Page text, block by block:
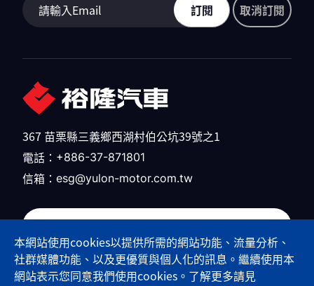
本網站使用cookies以提供所需的網站功能、流量分析、
社群媒體功能、以及更優質與個人化的訊息。繼續使用本
網站表示您同意我們使用cookies。了解更多請見
訂閱 取消訂閱
367 苗栗縣三義鄉西湖村伯公坑39號之1
電話： +886-37-871801
信箱： esg@yulon-motor.com.tw